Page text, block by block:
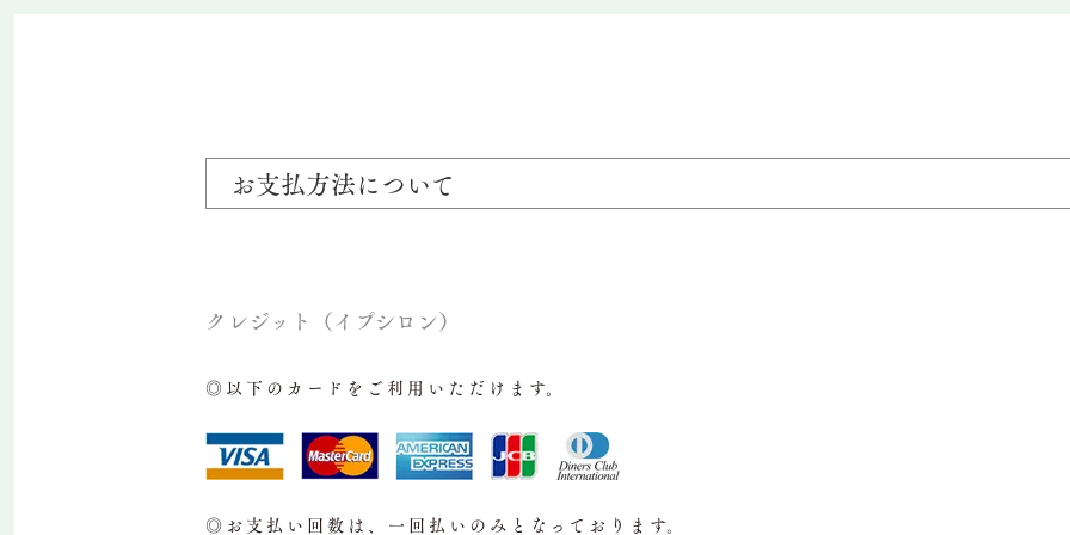
お支払方法について
クレジット（イプシロン）
◎以下のカードをご利用いただけます。
◎お支払い回数は、一回払いのみとなっております。